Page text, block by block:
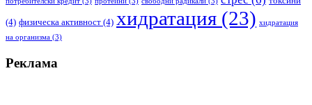
(4) физическа активност (4) хидратация (23) хидратация
на организма (3)
Реклама